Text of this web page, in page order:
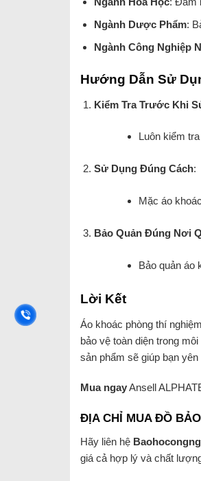
Ngành Dược Phẩm:
Ngành Công Nghiệp
Hướng Dẫn Sử
Kiểm Tra Trước Khi
Luôn kiểm
Sử Dụng Đúng Cách:
Mặc áo
Bảo Quản Đúng Nơi
Bảo quản áo
Lời Kết
Áo khoác phòng thí
bảo vệ toàn diện trong
sản phẩm sẽ giúp bạn
Mua ngayAnsell
ĐỊA CHỈ MUA ĐỒ
Hãy liên hệ
giá cả hợp lý và chất